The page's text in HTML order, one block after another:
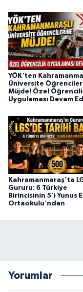
YÖK'ten
Üniversite
Müjde! Özel
Uygulaması Devam
Kahramanmaraş'ta
Gururu: 6 Türkiye
Birincisinin 5'i Yunus
Ortaokulu'ndan
Yorumlar
BİLİM VE
YARIŞMALAR
TANITIM
HABERDE